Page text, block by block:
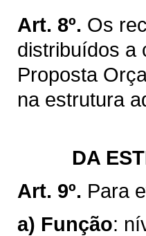
Art. 8º. Os
distribuídos a
Proposta
na estrutura
DA
Art. 9º. Para
a) Função: